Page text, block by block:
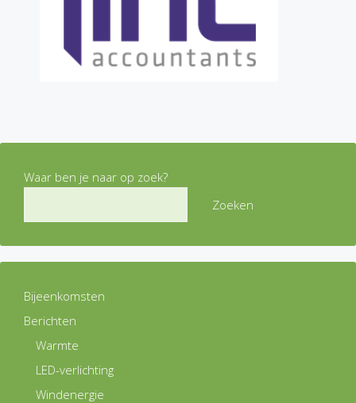
Waar ben je naar op zoek?
Zoeken
Bijeenkomsten
Berichten
Warmte
LED-verlichting
Windenergie